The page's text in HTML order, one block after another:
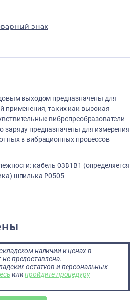
знак
выходом предназначены для
применения, таких как высокая
вибропреобразователи
заряду предназначены для измерения
в вибрационных процессов
кабель 03B1B1 (определяется
шпилька P0505
наличии и ценах в
предоставлена.
остатков и персональных
илипройдите процедуру